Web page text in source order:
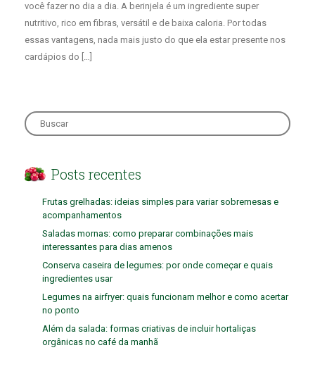
você fazer no dia a dia. A berinjela é um ingrediente super
nutritivo, rico em fibras, versátil e de baixa caloria. Por todas
essas vantagens, nada mais justo do que ela estar presente nos
cardápios do […]
Search
for:
Posts recentes
Frutas grelhadas: ideias simples para variar sobremesas e
acompanhamentos
Saladas mornas: como preparar combinações mais
interessantes para dias amenos
Conserva caseira de legumes: por onde começar e quais
ingredientes usar
Legumes na airfryer: quais funcionam melhor e como acertar
no ponto
Além da salada: formas criativas de incluir hortaliças
orgânicas no café da manhã